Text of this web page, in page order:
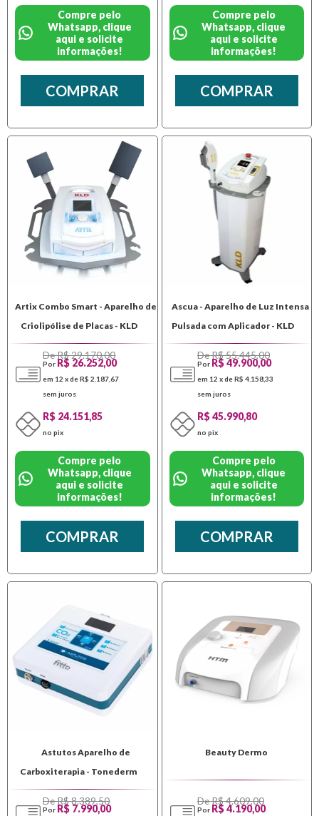
Compre pelo
Whatsapp, clique
aqui e solicite
informações!
COMPRAR
Compre pelo
Whatsapp, clique
aqui e solicite
informações!
COMPRAR
Artix Combo Smart - Aparelho de
Criolipólise de Placas - KLD
De R$ 29.170,00
Por R$ 26.252,00
em 12 x de R$ 2.187,67
sem juros
R$ 24.151,85
no pix
Compre pelo
Whatsapp, clique
aqui e solicite
informações!
COMPRAR
Ascua - Aparelho de Luz Intensa
Pulsada com Aplicador - KLD
De R$ 55.445,00
Por R$ 49.900,00
em 12 x de R$ 4.158,33
sem juros
R$ 45.990,80
no pix
Compre pelo
Whatsapp, clique
aqui e solicite
informações!
COMPRAR
Astutos Aparelho de
Carboxiterapia - Tonederm
De R$ 8.389,50
Por R$ 7.990,00
Beauty Dermo
De R$ 4.609,00
Por R$ 4.190,00